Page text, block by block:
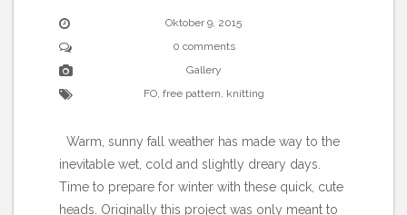
Oktober 9, 2015
0 comments
Gallery
FO, free pattern, knitting
Warm, sunny fall weather has made way to the
inevitable wet, cold and slightly dreary days.
Time to prepare for winter with these quick, cute
heads. Originally this project was only meant to